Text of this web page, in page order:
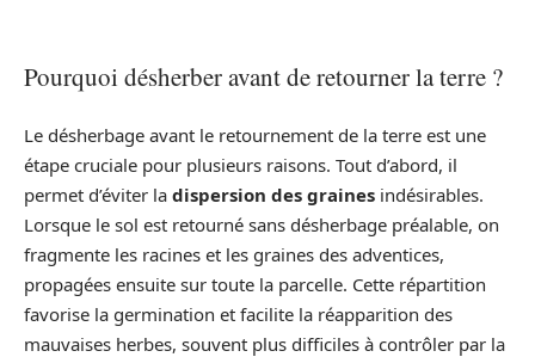
Pourquoi désherber avant de retourner la terre ?
Le désherbage avant le retournement de la terre est une
étape cruciale pour plusieurs raisons. Tout d’abord, il
permet d’éviter la dispersion des graines indésirables.
Lorsque le sol est retourné sans désherbage préalable, on
fragmente les racines et les graines des adventices,
propagées ensuite sur toute la parcelle. Cette répartition
favorise la germination et facilite la réapparition des
mauvaises herbes, souvent plus difficiles à contrôler par la